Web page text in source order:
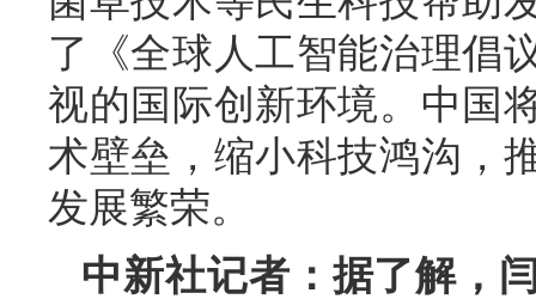
了《全球人工智能治理倡
视的国际创新环境。中国
术壁垒，缩小科技鸿沟，
发展繁荣。
中新社记者：据了解，